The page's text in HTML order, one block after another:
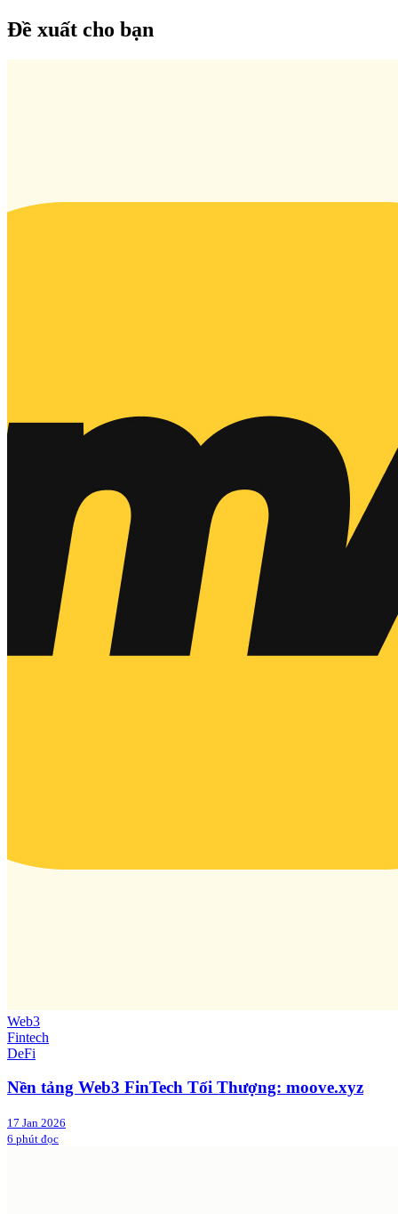
Đề xuất cho bạn
Web3
Fintech
DeFi
Nền tảng Web3 FinTech Tối Thượng: moove.xyz
17 Jan 2026
6 phút đọc